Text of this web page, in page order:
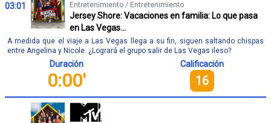
03:01 Entretenimiento / Entretenimiento
Jersey Shore: Vacaciones en familia: Lo que pasa
en Las Vegas...
A medida que el viaje a Las Vegas llega a su fin, siguen saltando chispas
entre Angelina y Nicole. ¿Logrará el grupo salir de Las Vegas ileso?
Duración
0:00'
Calificación
16